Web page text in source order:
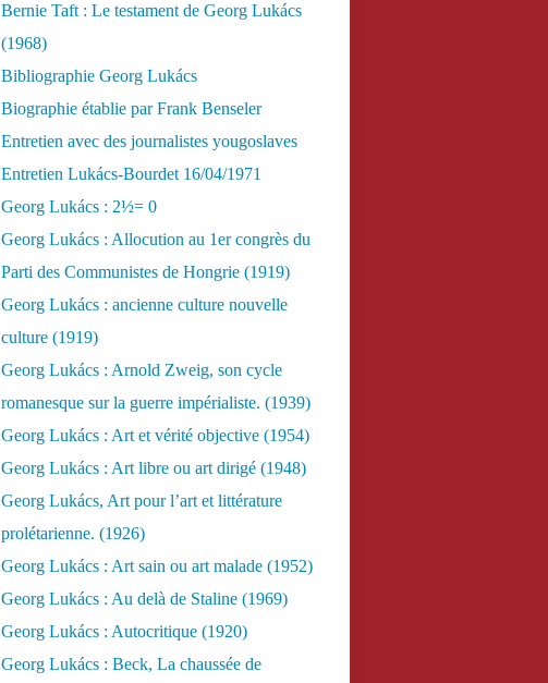
Bernie Taft : Le testament de Georg Lukács
(1968)
Bibliographie Georg Lukács
Biographie établie par Frank Benseler
Entretien avec des journalistes yougoslaves
Entretien Lukács-Bourdet 16/04/1971
Georg Lukács : 2½= 0
Georg Lukács : Allocution au 1er congrès du
Parti des Communistes de Hongrie (1919)
Georg Lukács : ancienne culture nouvelle
culture (1919)
Georg Lukács : Arnold Zweig, son cycle
romanesque sur la guerre impérialiste. (1939)
Georg Lukács : Art et vérité objective (1954)
Georg Lukács : Art libre ou art dirigé (1948)
Georg Lukács, Art pour l’art et littérature
prolétarienne. (1926)
Georg Lukács : Art sain ou art malade (1952)
Georg Lukács : Au delà de Staline (1969)
Georg Lukács : Autocritique (1920)
Georg Lukács : Beck, La chaussée de